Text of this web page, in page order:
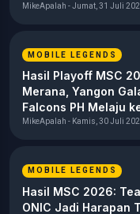
MikeApalah - Jumat, 31 Juli
MOBILE LEGENDS
Hasil Playoff MSC
Merana, Yangon
Falcons PH Melaju
MikeApalah - Kamis, 30 Juli
MOBILE LEGENDS
Hasil MSC 2026:
ONIC Jadi Harapan